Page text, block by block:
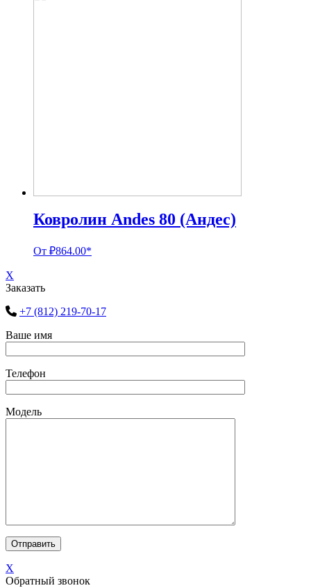
Ковролин Andes 80 (Андес)
От ₽864.00*
X
Заказать
+7 (812) 219-70-17
Ваше имя
Телефон
Модель
X
Обратный звонок